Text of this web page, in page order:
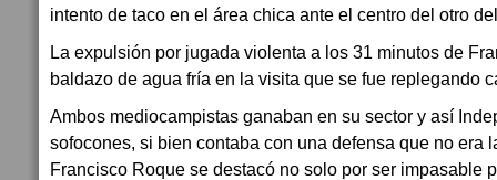
intento de taco en el área chica ante el centro del otro
La expulsión por jugada violenta a los 31 minutos de
baldazo de agua fría en la visita que se fue replegando
Ambos mediocampistas ganaban en su sector y así
sofocones, si bien contaba con una defensa que no era
Francisco Roque se destacó no solo por ser impasable